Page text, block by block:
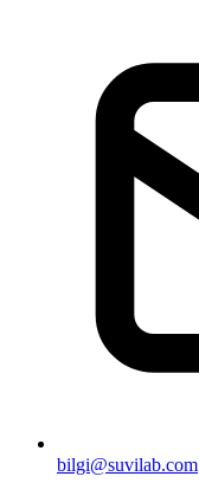
bilgi@suvilab.com